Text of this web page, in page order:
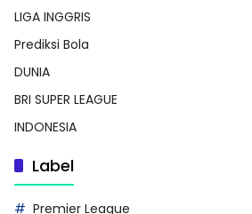
LIGA INGGRIS
Prediksi Bola
DUNIA
BRI SUPER LEAGUE
INDONESIA
Label
Premier League